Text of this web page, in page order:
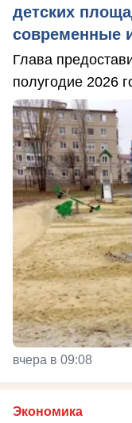
детских
современные
Глава
полугодие 2026
вчера в 09:08
Экономика